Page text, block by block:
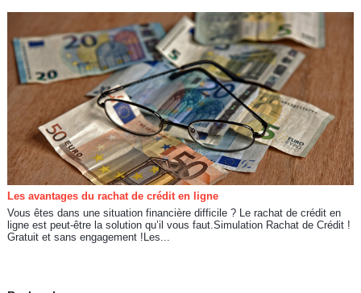
Les avantages du rachat de crédit en ligne
Vous êtes dans une situation financière difficile ? Le rachat de crédit en
ligne est peut-être la solution qu’il vous faut.Simulation Rachat de Crédit !
Gratuit et sans engagement !Les...